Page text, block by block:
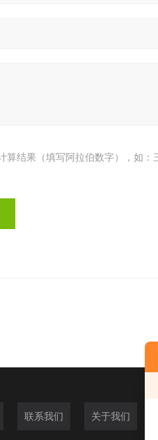
算结果（填写阿拉伯数字），如：
联系我们 关于我们